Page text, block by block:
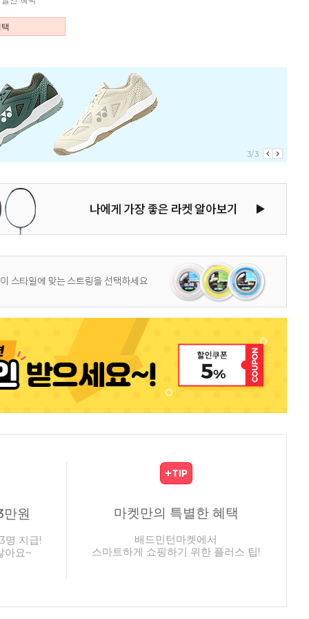
3/3
원
명 지급!
아요~
마켓만의 특별한 혜택
배드민턴마켓에서
스마트하게 쇼핑하기 위한 플러스 팁!